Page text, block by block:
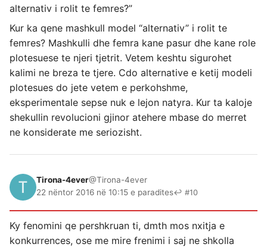
alternativ i rolit te femres?”
Kur ka qene mashkull model “alternativ” i rolit te
femres? Mashkulli dhe femra kane pasur dhe kane role
plotesuese te njeri tjetrit. Vetem keshtu sigurohet
kalimi ne breza te tjere. Cdo alternative e ketij modeli
plotesues do jete vetem e perkohshme,
eksperimentale sepse nuk e lejon natyra. Kur ta kaloje
shekullin revolucioni gjinor atehere mbase do merret
ne konsiderate me seriozisht.
Tirona-4ever@Tirona-4ever
22 nëntor 2016 në 10:15 e paradites↩ #10
Ky fenomini qe pershkruan ti, dmth mos nxitja e
konkurrences, ose me mire frenimi i saj ne shkolla